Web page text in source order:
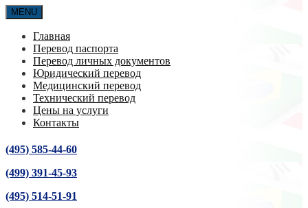
MENU
Главная
Перевод паспорта
Перевод личных документов
Юридический перевод
Медицинский перевод
Технический перевод
Цены на услуги
Контакты
(495) 585-44-60
(499) 391-45-93
(495) 514-51-91